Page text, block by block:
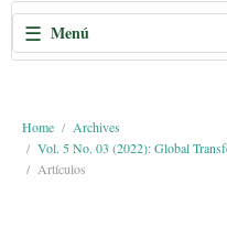
i
o
n
a
i
n
☰ Menú
Home
Archives
Vol. 5 No. 03 (2022): Global
Artículos